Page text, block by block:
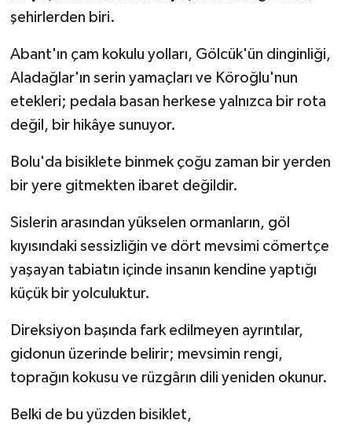
şehirlerden biri.
Abant'ın çam kokulu yolları, Gölcük'ün dinginliği,
Aladağlar'ın serin yamaçları ve Köroğlu'nun
etekleri; pedala basan herkese yalnızca bir rota
değil, bir hikâye sunuyor.
Bolu'da bisiklete binmek çoğu zaman bir yerden
bir yere gitmekten ibaret değildir.
Sislerin arasından yükselen ormanların, göl
kıyısındaki sessizliğin ve dört mevsimi cömertçe
yaşayan tabiatın içinde insanın kendine yaptığı
küçük bir yolculuktur.
Direksiyon başında fark edilmeyen ayrıntılar,
gidonun üzerinde belirir; mevsimin rengi,
toprağın kokusu ve rüzgârın dili yeniden okunur.
Belki de bu yüzden bisiklet,